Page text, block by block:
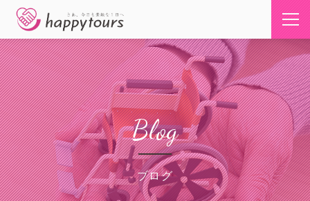
Blog
ブログ